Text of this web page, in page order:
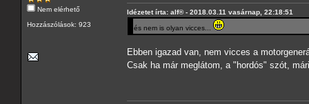
Nem elérhető
Hozzászólások: 923
Idézetet írta: alf® - 2018.03.11 vasárnap, 22:18:51
és nem is olyan vicces...
Ebben igazad van, nem vicces a
Csak ha már meglátom, a "hordós" szót,